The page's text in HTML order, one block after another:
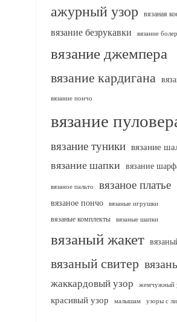
ажурный узор вязаная
вязание безрукавки вязание
вязание джемпера
вязание кардигана
вязание пончо
вязание
вязание туники вязание
вязание шапки вязание
вязаное пальто вязаное платье
вязаное пончо вязаные игрушки
вязаные комплекты
вязаные шапки
вязаный жакет
вязаный свитер
жаккардовый узор жемчужный
красивый узор малышам узоры с